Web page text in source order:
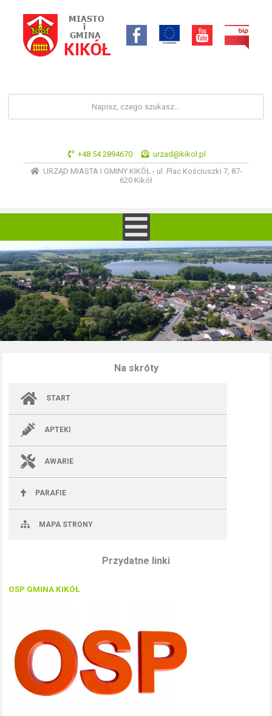
+48 54 2894670
urzad@kikol.pl
URZĄD MIASTA I GMINY KIKÓŁ - ul. Plac Kościuszki 7, 87-
620 Kikół
Na skróty
START
APTEKI
AWARIE
PARAFIE
MAPA STRONY
Przydatne linki
OSP GMINA KIKÓŁ